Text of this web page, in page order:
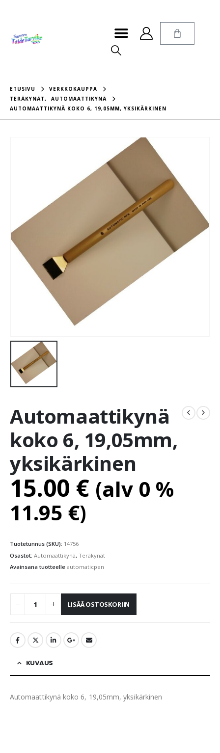
ETUSIVU
VERKKOKAUPPA
TERÄKYNÄT,
AUTOMAATTIKYNÄ
AUTOMAATTIKYNÄ KOKO 6, 19,05MM, YKSIKÄRKINEN
Automaattikynä
koko 6, 19,05mm,
yksikärkinen
15.00 € (alv 0 %
11.95 €)
Tuotetunnus (SKU): 14756
Osastot: Automaattikynä, Teräkynät
Avainsana tuotteelle automaticpen
LISÄÄ OSTOSKORIIN
KUVAUS
Automaattikynä koko 6, 19,05mm, yksikärkinen